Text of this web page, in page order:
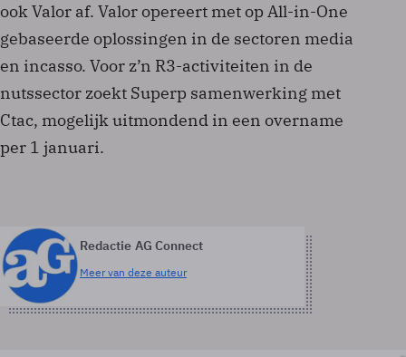
ook Valor af. Valor opereert met op All-in-One
gebaseerde oplossingen in de sectoren media
en incasso. Voor z’n R3-activiteiten in de
nutssector zoekt Superp samenwerking met
Ctac, mogelijk uitmondend in een overname
per 1 januari.
Redactie AG Connect
Meer van deze auteur